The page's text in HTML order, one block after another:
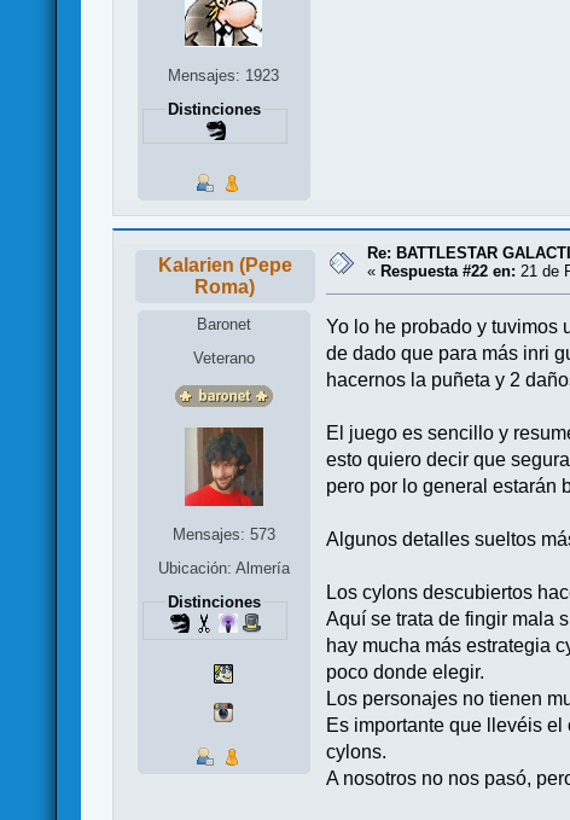
Mensajes: 1923
Distinciones
Kalarien (Pepe
Roma)
Baronet
Veterano
Mensajes: 573
Ubicación: Almería
Distinciones
Re: BATTLESTAR
«Respuesta #22 en: 21 de
Yo lo he probado y tuvimos
de dado que para más inri
hacernos la puñeta y 2
El juego es sencillo y
esto quiero decir que
pero por lo general estarán
Algunos detalles sueltos
Los cylons descubiertos
Aquí se trata de fingir mala
hay mucha más estrategia
poco donde elegir.
Los personajes no tienen
Es importante que llevéis
cylons.
A nosotros no nos pasó,